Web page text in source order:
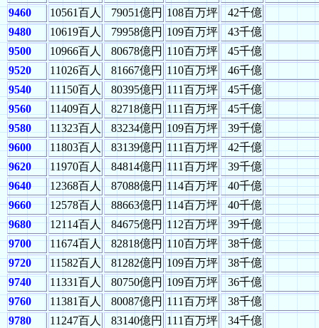
9460
10561百人 79051億円 108百万坪
42千億
9480
10619百人 79958億円 109百万坪
43千億
9500
10966百人 80678億円 110百万坪
45千億
9520
11026百人 81667億円 110百万坪
46千億
9540
11150百人 80395億円 111百万坪
45千億
9560
11409百人 82718億円 111百万坪
45千億
9580
11323百人 83234億円 109百万坪
39千億
9600
11803百人 83139億円 111百万坪
42千億
9620
11970百人 84814億円 111百万坪
39千億
9640
12368百人 87088億円 114百万坪
40千億
9660
12578百人 88663億円 114百万坪
40千億
9680
12114百人 84675億円 112百万坪
39千億
9700
11674百人 82818億円 110百万坪
38千億
9720
11582百人 81282億円 109百万坪
38千億
9740
11331百人 80750億円 109百万坪
36千億
9760
11381百人 80087億円 111百万坪
38千億
9780
11247百人 83140億円 111百万坪
34千億